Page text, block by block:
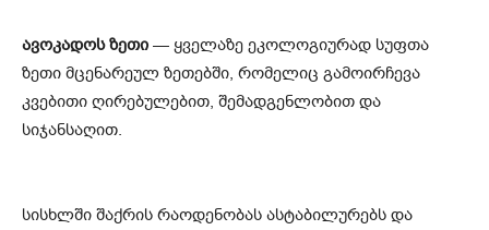
ავოკადოს ზეთი — ყველაზე ეკოლოგიურად სუფთა
ზეთი მცენარეულ ზეთებში, რომელიც გამოირჩევა
კვებითი ღირებულებით, შემადგენლობით და
სიჯანსაღით.
სისხლში შაქრის რაოდენობას ასტაბილურებს და